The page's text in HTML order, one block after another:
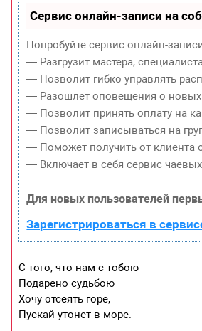
Сервис онлайн-записи на
Попробуйте сервис онлайн-
— Разгрузит мастера,
— Позволит гибко управлять
— Разошлет оповещения о новых
— Позволит принять оплату на
— Позволит записываться на
— Поможет получить от клиента
— Включает в себя сервис
Для новых пользователей
Зарегистрироваться в
С того, что нам с тобою
Подарено судьбою
Хочу отсеять горе,
Пускай утонет в море.